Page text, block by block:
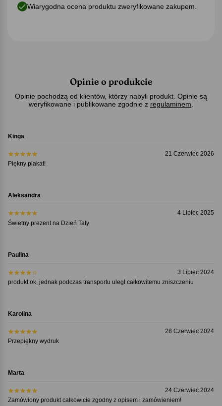
Wiarygodna ocena produktu zweryfikowane zakupem.
Opinie o produkcie
Opinie pochodzą od klientów, którzy nabyli produkt. Opinie są
weryfikowane i publikowane zgodnie z regulaminem.
Kinga
21 Czerwiec 2026
Piękny plakat!
Aleksandra
4 Lipiec 2025
Świetny prezent na Dzień Taty
Paulina
3 Lipiec 2024
produkt ok, jednak podczas transportu uległ całkowitemu zniszczeniu
Karolina
28 Czerwiec 2024
Przepiękny wydruk
Marta
24 Czerwiec 2024
Zamówiony produkt całkowicie zgodny z opisem i zamówieniem!